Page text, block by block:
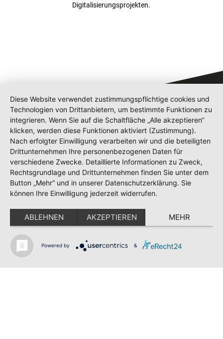
Digitalisierungsprojekten.
SV GESCHER E.V.
Shop
Kontakt
Impressum
Datenschutz
Datenschutzordnung
Teilnahmebedingungen Gewinnspiel
Diese Website verwendet zustimmungspflichtige cookies und
Technologien von Drittanbietern, um bestimmte Funktionen zu
integrieren. Wenn Sie auf die Schaltfläche „Alle akzeptieren“
klicken, werden diese Funktionen aktiviert (Zustimmung).
Nach erfolgter Einwilligung verarbeiten wir und die beteiligten
Drittunternehmen Ihre personenbezogenen Daten für
verschiedene Zwecke. Detaillierte Informationen zu Zweck,
Rechtsgrundlage und Drittunternehmen finden Sie unter dem
Button „Mehr“ und in unserer Datenschutzerklärung. Sie
können Ihre Einwilligung jederzeit widerrufen.
ABLEHNEN AKZEPTIEREN MEHR
Powered by &